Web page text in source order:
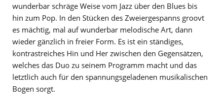
wunderbar schräge Weise vom Jazz über den Blues bis
hin zum Pop. In den Stücken des Zweiergespanns groovt
es mächtig, mal auf wunderbar melodische Art, dann
wieder gänzlich in freier Form. Es ist ein ständiges,
kontrastreiches Hin und Her zwischen den Gegensätzen,
welches das Duo zu seinem Programm macht und das
letztlich auch für den spannungsgeladenen musikalischen
Bogen sorgt.